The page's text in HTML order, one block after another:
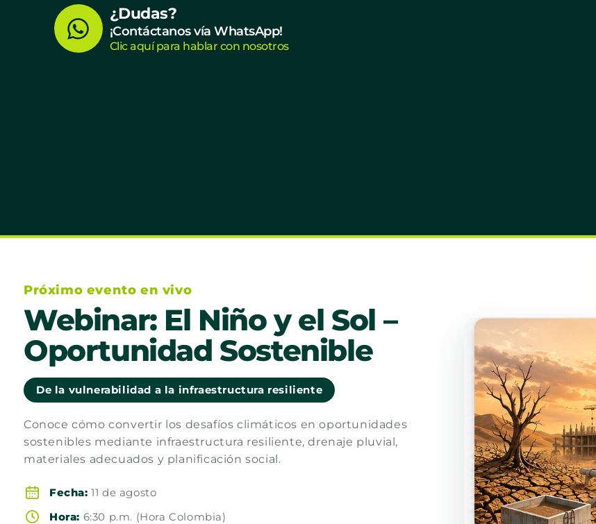
W
h
¿Dudas?
¡Contáctanos vía WhatsApp!
Clic aquí para hablar con nosotros
Próximo evento en vivo
Webinar: El Niño y el Sol –
Oportunidad Sostenible
De la vulnerabilidad a la infraestructura resiliente
Conoce cómo convertir los desafíos climáticos en oportunidades
sostenibles mediante infraestructura resiliente, drenaje pluvial,
materiales adecuados y planificación social.
Fecha: 11 de agosto
Hora: 6:30 p.m. (Hora Colombia)